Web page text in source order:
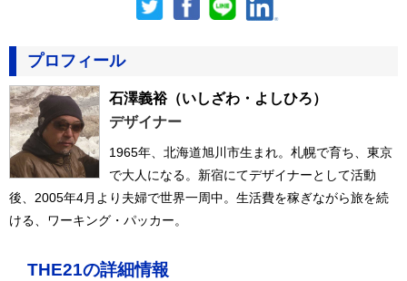
プロフィール
石澤義裕（いしざわ・よしひろ）
デザイナー
1965年、北海道旭川市生まれ。札幌で育ち、東京
で大人になる。新宿にてデザイナーとして活動
後、2005年4月より夫婦で世界一周中。生活費を稼ぎながら旅を続
ける、ワーキング・パッカー。
THE21の詳細情報